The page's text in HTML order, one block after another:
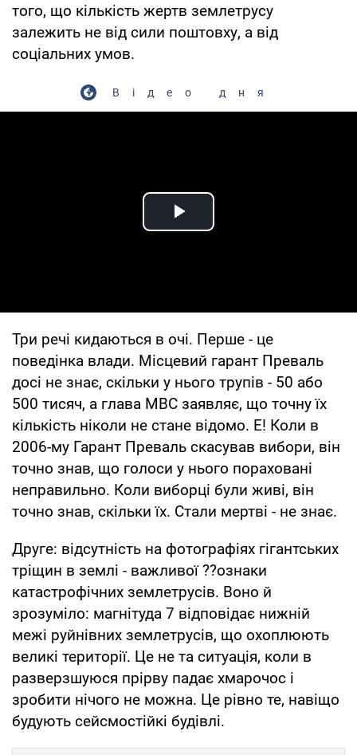
того, що кількість жертв землетрусу
залежить не від сили поштовху, а від
соціальних умов.
Відео дня
Play Video
Три речі кидаються в очі. Перше - це
поведінка влади. Місцевий гарант Преваль
досі не знає, скільки у нього трупів - 50 або
500 тисяч, а глава МВС заявляє, що точну їх
кількість ніколи не стане відомо. Е! Коли в
2006-му Гарант Преваль скасував вибори, він
точно знав, що голоси у нього пораховані
неправильно. Коли виборці були живі, він
точно знав, скільки їх. Стали мертві - не знає.
Друге: відсутність на фотографіях гігантських
тріщин в землі - важливої ??ознаки
катастрофічних землетрусів. Воно й
зрозуміло: магнітуда 7 відповідає нижній
межі руйнівних землетрусів, що охоплюють
великі території. Це не та ситуація, коли в
разверзшуюся прірву падає хмарочос і
зробити нічого не можна. Це рівно те, навіщо
будують сейсмостійкі будівлі.